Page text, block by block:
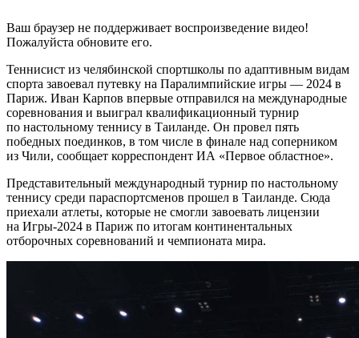
Ваш браузер не поддерживает воспроизведение видео!
Пожалуйста обновите его.
Теннисист из челябинской спортшколы по адаптивным видам
спорта завоевал путевку на Паралимпийские игры — 2024 в
Париж. Иван Карпов впервые отправился на международные
соревнования и выиграл квалификационный турнир
по настольному теннису в Таиланде. Он провел пять
победных поединков, в том числе в финале над соперником
из Чили, сообщает корреспондент ИА «Первое областное».
Представительный международный турнир по настольному
теннису среди параспортсменов прошел в Таиланде. Сюда
приехали атлеты, которые не смогли завоевать лицензии
на Игры-2024 в Париж по итогам континентальных
отборочных соревнований и чемпионата мира.